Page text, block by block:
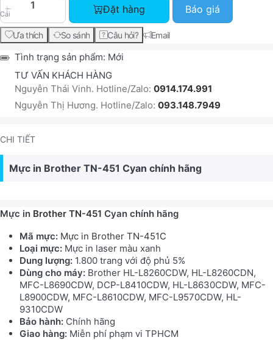
Cái Đặt hàng Báo giá
Ưa thích So sánh Câu hỏi? Email
Tình trạng sản phẩm: Mới
TƯ VẤN KHÁCH HÀNG
Nguyễn Thái Vinh. Hotline/Zalo: 0914.174.991
Nguyễn Thị Hương. Hotline/Zalo: 093.148.7949
CHI TIẾT
Mực in Brother TN-451 Cyan chính hãng
Mực in Brother TN-451 Cyan chính hãng
Mã mực: Mực in Brother TN-451C
Loại mực: Mực in laser màu xanh
Dung lượng: 1.800 trang với độ phủ 5%
Dùng cho máy: Brother HL-L8260CDW, HL-L8260CDN,
MFC-L8690CDW, DCP-L8410CDW, HL-L8630CDW, MFC-
L8900CDW, MFC-L8610CDW, MFC-L9570CDW, HL-
9310CDW
Bảo hành: Chính hãng
Giao hàng: Miễn phí phạm vi TPHCM